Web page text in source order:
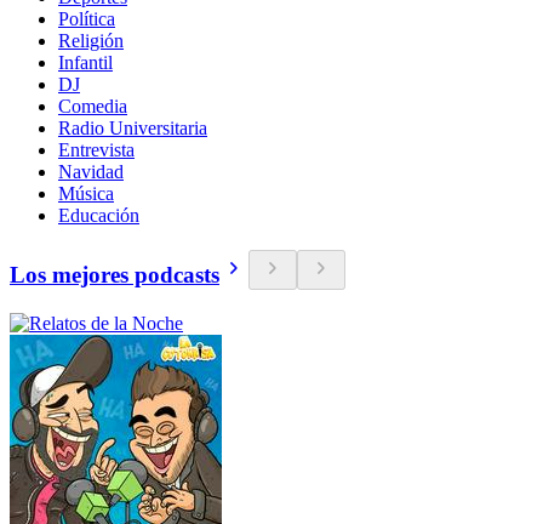
Política
Religión
Infantil
DJ
Comedia
Radio Universitaria
Entrevista
Navidad
Música
Educación
Los mejores podcasts